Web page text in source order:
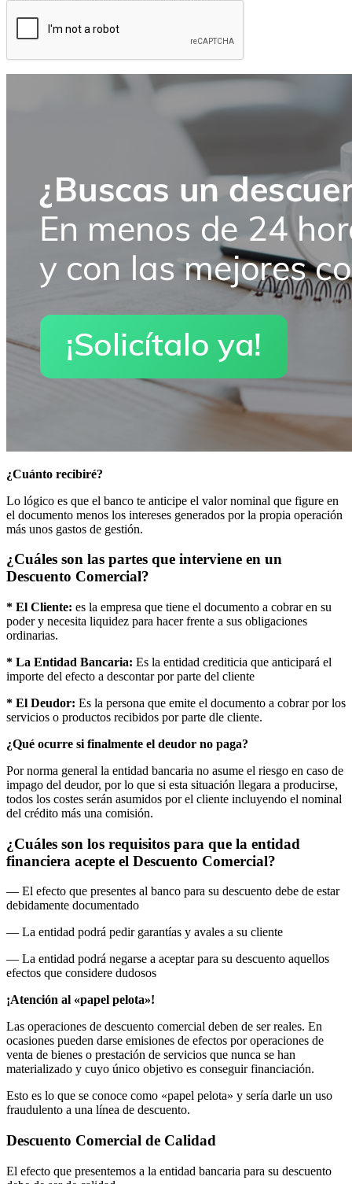
¿Cuánto recibiré?
Lo lógico es que el banco te anticipe el valor nominal que figure en
el documento menos los intereses generados por la propia operación
más unos gastos de gestión.
¿Cuáles son las partes que interviene en un
Descuento Comercial?
* El Cliente: es la empresa que tiene el documento a cobrar en su
poder y necesita liquidez para hacer frente a sus obligaciones
ordinarias.
* La Entidad Bancaria: Es la entidad crediticia que anticipará el
importe del efecto a descontar por parte del cliente
* El Deudor: Es la persona que emite el documento a cobrar por los
servicios o productos recibidos por parte dle cliente.
¿Qué ocurre si finalmente el deudor no paga?
Por norma general la entidad bancaria no asume el riesgo en caso de
impago del deudor, por lo que si esta situación llegara a producirse,
todos los costes serán asumidos por el cliente incluyendo el nominal
del crédito más una comisión.
¿Cuáles son los requisitos para que la entidad
financiera acepte el Descuento Comercial?
— El efecto que presentes al banco para su descuento debe de estar
debidamente documentado
— La entidad podrá pedir garantías y avales a su cliente
— La entidad podrá negarse a aceptar para su descuento aquellos
efectos que considere dudosos
¡Atención al «papel pelota»!
Las operaciones de descuento comercial deben de ser reales. En
ocasiones pueden darse emisiones de efectos por operaciones de
venta de bienes o prestación de servicios que nunca se han
materializado y cuyo único objetivo es conseguir financiación.
Esto es lo que se conoce como «papel pelota» y sería darle un uso
fraudulento a una línea de descuento.
Descuento Comercial de Calidad
El efecto que presentemos a la entidad bancaria para su descuento